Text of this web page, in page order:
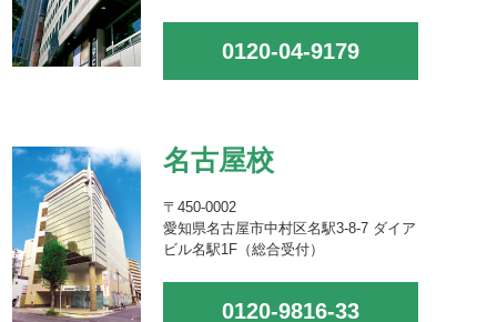
0120-04-9179
名古屋校
〒450-0002
愛知県名古屋市中村区名駅3-8-7 ダイア
ビル名駅1F（総合受付）
0120-9816-33